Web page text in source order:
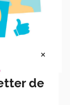
×
de